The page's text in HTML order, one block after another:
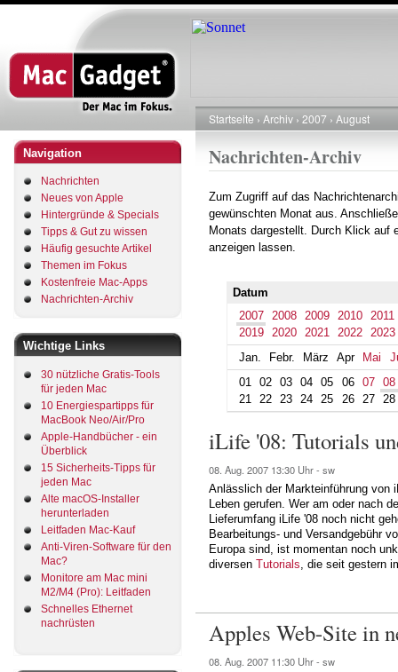
Direkt
zum
Navigation
Nachrichten
Neues von Apple
Hintergründe & Specials
Tipps & Gut zu wissen
Häufig gesuchte Artikel
Themen im Fokus
Kostenfreie Mac-Apps
Nachrichten-Archiv
Wichtige Links
30 nützliche Gratis-Tools
für jeden Mac
10 Energiespartipps für
MacBook Neo/Air/Pro
Apple-Handbücher - ein
Überblick
15 Sicherheits-Tipps für
jeden Mac
Alte macOS-Installer
herunterladen
Leitfaden Mac-Kauf
Anti-Viren-Software für den
Mac?
Monitore am Mac mini
M2/M4 (Pro): Leitfaden
Schnelles Ethernet
nachrüsten
Pfadnavigation
Startseite Archiv 2007 August
Nachrichten-Archiv
Zum Zugriff auf das
gewünschten Monat aus.
Monats dargestellt. Durch Klick auf
anzeigen lassen.
Datum
2007
2008 2009 2010
2011
2019
2020 2021 2022
2023
Jan.
Febr. März Apr Mai
01
02 03 04 05 06 07
08
21
22 23 24 25 26 27 28
iLife '08: Tutorials
08. Aug. 2007 13:30 Uhr - sw
Anlässlich der Markteinführung von
Leben gerufen. Wer am oder nach
Lieferumfang iLife '08 noch nicht
Bearbeitungs- und Versandgebühr
Europa sind, ist momentan noch
diversen Tutorials, die seit gestern
Apples Web-Site in
08. Aug. 2007 11:30 Uhr - sw